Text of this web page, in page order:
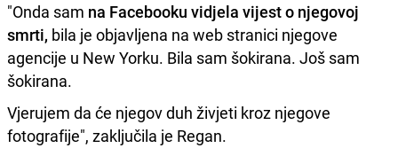
"Onda sam na Facebooku vidjela vijest o njegovoj
smrti, bila je objavljena na web stranici njegove
agencije u New Yorku. Bila sam šokirana. Još sam
šokirana.
Vjerujem da će njegov duh živjeti kroz njegove
fotografije", zaključila je Regan.